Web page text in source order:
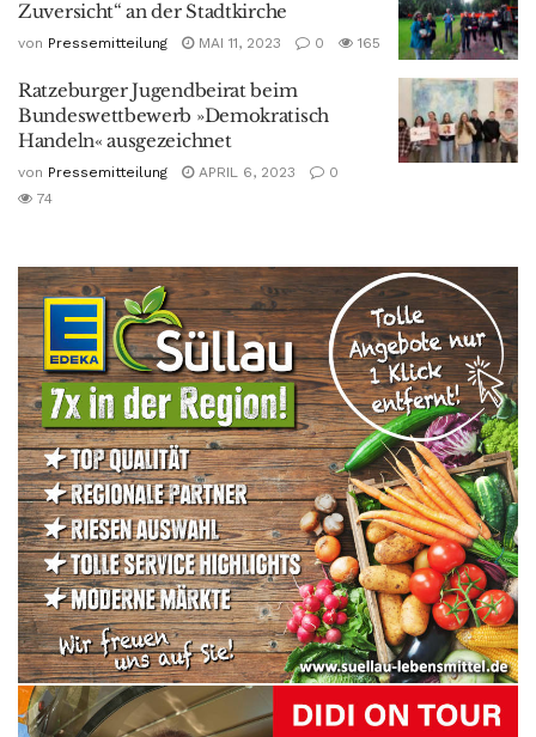
Zuversicht“ an der Stadtkirche
von Pressemitteilung MAI 11, 2023 0 165
Ratzeburger Jugendbeirat beim
Bundeswettbewerb »Demokratisch
Handeln« ausgezeichnet
von Pressemitteilung APRIL 6, 2023
0
74